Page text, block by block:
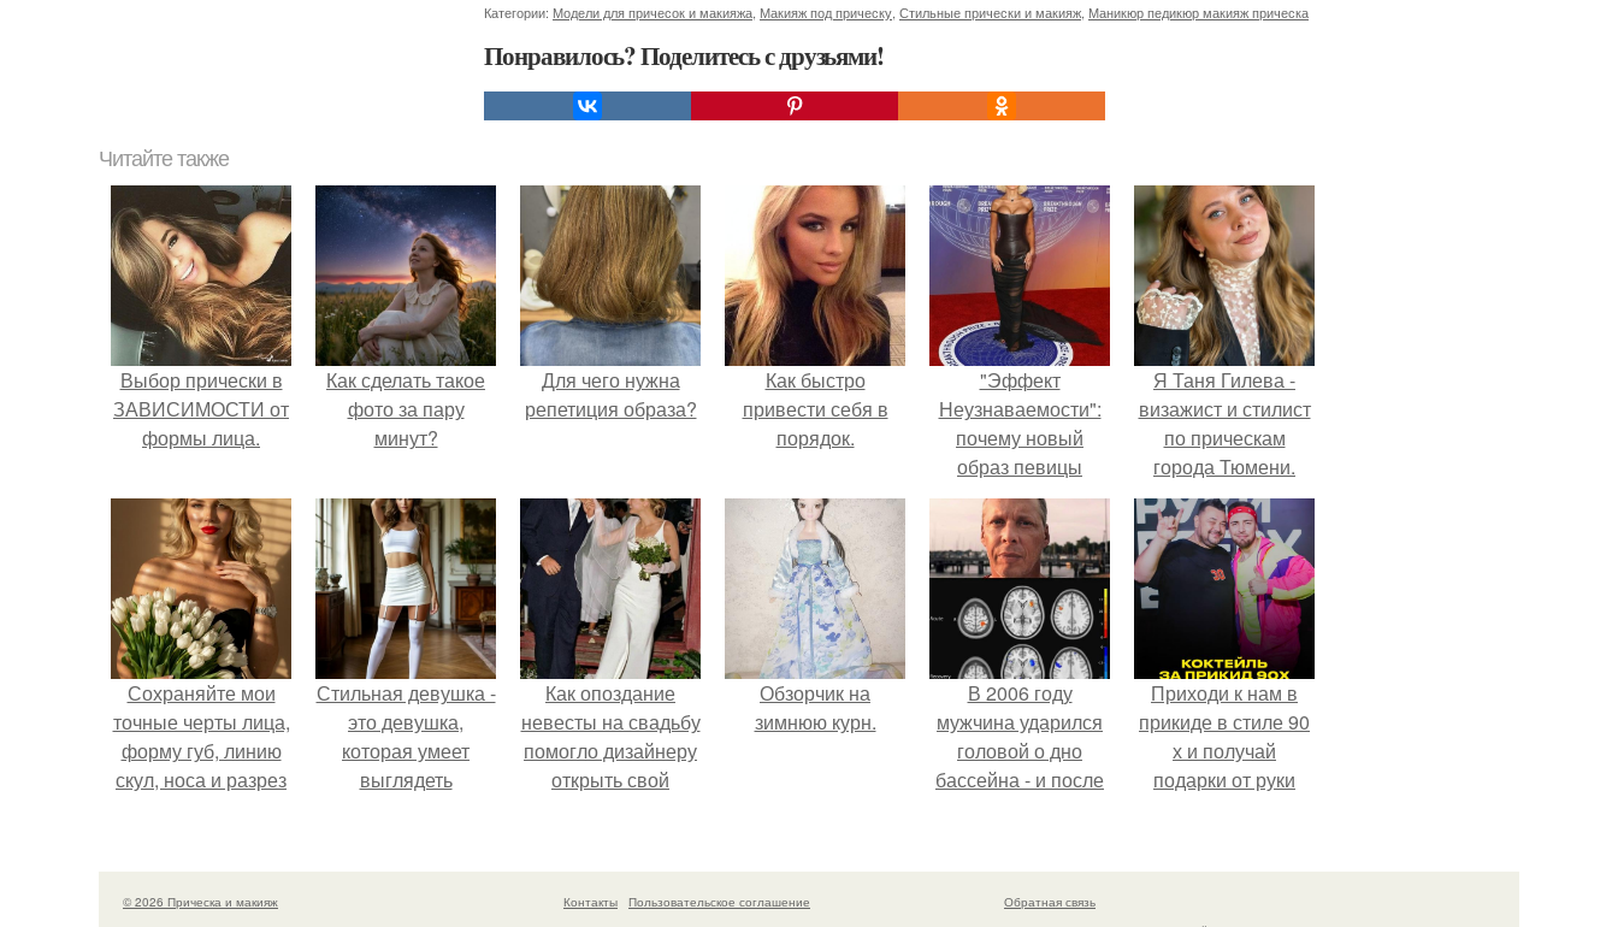
Категории: Модели для причесок и макияжа Макияж под прическу Стильные прически и макияж Маникюр педикюр макияж прическа
Понравилось? Поделитесь с друзьями!
Читайте также
Выбор прически в
ЗАВИСИМОСТИ от
формы лица.
Как сделать такое
фото за пару
минут?
Для чего нужна
репетиция образа?
Как быстро
привести себя в
порядок.
"Эффект
Неузнаваемости":
почему новый
образ певицы
вызвал споры о
гранях
возможного?
Я Таня Гилева -
визажист и стилист
по прическам
города Тюмени.
Сохраняйте мои
точные черты лица,
форму губ, линию
скул, носа и разрез
Стильная девушка -
это девушка,
которая умеет
выглядеть
ситуации.
Как опоздание
невесты на свадьбу
помогло дизайнеру
открыть свой
Обзорчик на
зимнюю курн.
В 2006 году
мужчина ударился
головой о дно
бассейна - и после
странным образом.
Приходи к нам в
прикиде в стиле 90
х и получай
подарки от руки
© 2026 Прическа и макияж Контакты
Пользовательское соглашение
Обратная связь